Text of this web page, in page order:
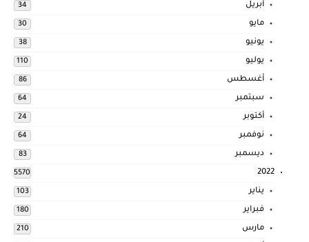
أبريل 34
مايو 30
يونيو 38
يوليو 110
أغسطس 86
سبتمبر 64
أكتوبر 24
نوفمبر 64
ديسمبر 83
2022
5570
يناير 103
فبراير 180
مارس 210